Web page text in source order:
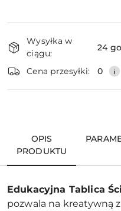
i
dostawa
Wysyłka w
ciągu:
24
Cena przesyłki: 0
OPIS
PRODUKTU
Edukacyjna Tablica
pozwala na kreatywną